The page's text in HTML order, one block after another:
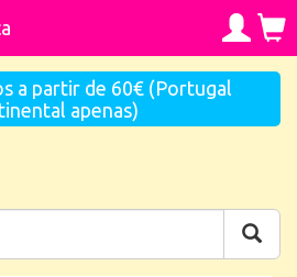
a partir de 60€ (Portugal
apenas)